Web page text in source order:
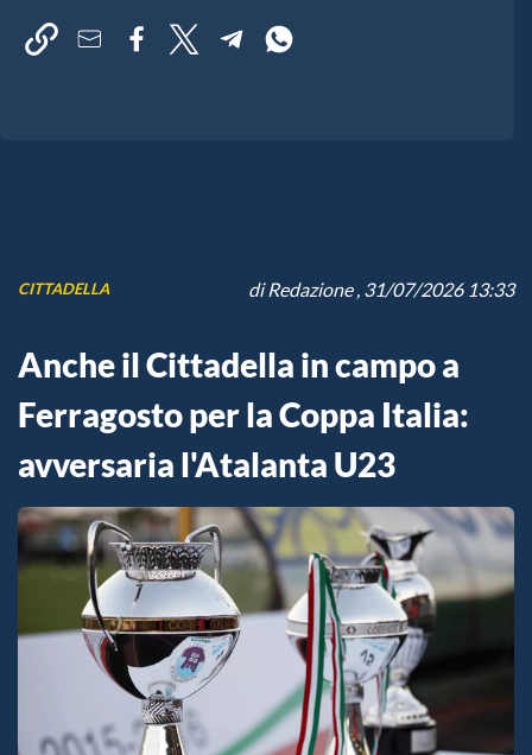
CITTADELLA diRedazione, 31/07/2026 13:33
Anche il Cittadella in campo a
Ferragosto per la Coppa Italia:
avversaria l'Atalanta U23